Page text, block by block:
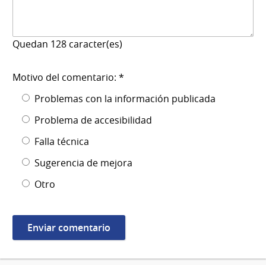
Quedan 128 caracter(es)
Motivo del comentario: *
Problemas con la información publicada
Problema de accesibilidad
Falla técnica
Sugerencia de mejora
Otro